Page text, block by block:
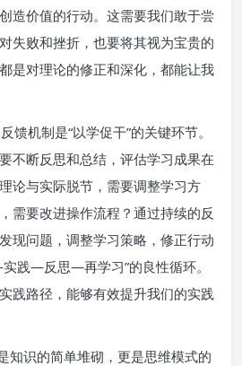
造价值的行动。这需要我们敢于尝
失败和挫折，也要将其视为宝贵的
是对理论的修正和深化，都能让我
馈机制是“以学促干”的关键环节。
不断反思和总结，评估学习成果在
论与实际脱节，需要调整学习方
需要改进操作流程？通过持续的反
现问题，调整学习策略，修正行动
践—反思—再学习”的良性循环。
践路径，能够有效提升我们的实践
知识的简单堆砌，更是思维模式的